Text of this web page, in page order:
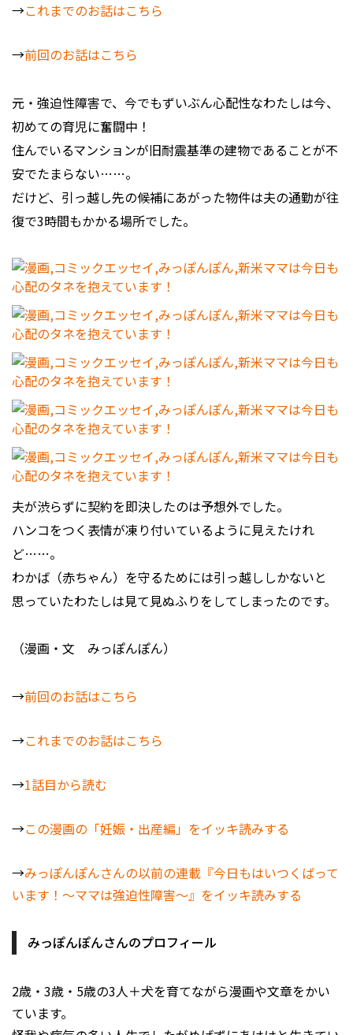
→これまでのお話はこちら
→前回のお話はこちら
元・強迫性障害で、今でもずいぶん心配性なわたしは今、
初めての育児に奮闘中！
住んでいるマンションが旧耐震基準の建物であることが不
安でたまらない……。
だけど、引っ越し先の候補にあがった物件は夫の通勤が往
復で3時間もかかる場所でした。
夫が渋らずに契約を即決したのは予想外でした。
ハンコをつく表情が凍り付いているように見えたけれ
ど……。
わかば（赤ちゃん）を守るためには引っ越ししかないと
思っていたわたしは見て見ぬふりをしてしまったのです。
（漫画・文 みっぽんぽん）
→前回のお話はこちら
→これまでのお話はこちら
→1話目から読む
→この漫画の「妊娠・出産編」をイッキ読みする
→みっぽんぽんさんの以前の連載『今日もはいつくばって
います！～ママは強迫性障害～』をイッキ読みする
みっぽんぽんさんのプロフィール
2歳・3歳・5歳の3人＋犬を育てながら漫画や文章をかい
ています。